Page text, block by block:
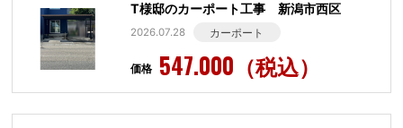
T様邸のカーポート工事 新潟市西区
2026.07.28 カーポート
価格 547.000（税込）